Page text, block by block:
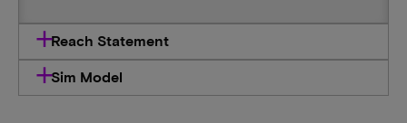
Reach Statement
Sim Model